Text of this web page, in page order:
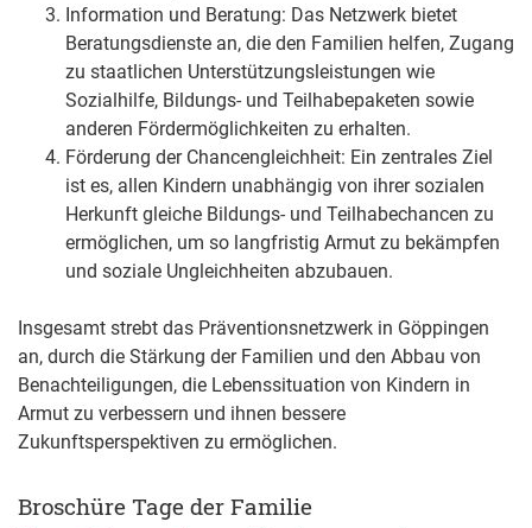
Information und Beratung: Das Netzwerk bietet
Beratungsdienste an, die den Familien helfen, Zugang
zu staatlichen Unterstützungsleistungen wie
Sozialhilfe, Bildungs- und Teilhabepaketen sowie
anderen Fördermöglichkeiten zu erhalten.
Förderung der Chancengleichheit: Ein zentrales Ziel
ist es, allen Kindern unabhängig von ihrer sozialen
Herkunft gleiche Bildungs- und Teilhabechancen zu
ermöglichen, um so langfristig Armut zu bekämpfen
und soziale Ungleichheiten abzubauen.
Insgesamt strebt das Präventionsnetzwerk in Göppingen
an, durch die Stärkung der Familien und den Abbau von
Benachteiligungen, die Lebenssituation von Kindern in
Armut zu verbessern und ihnen bessere
Zukunftsperspektiven zu ermöglichen.
Broschüre Tage der Familie